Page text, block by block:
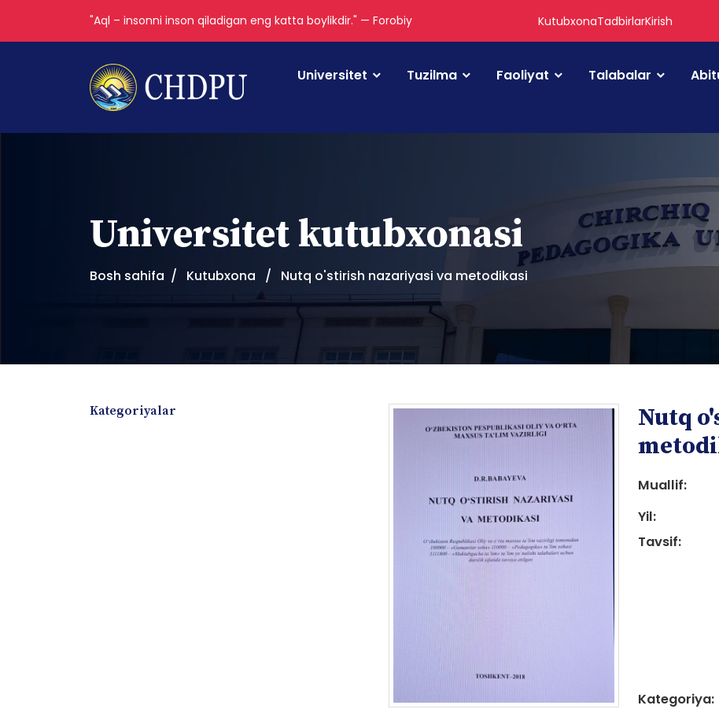
"Aql – insonni inson qiladigan eng katta boylikdir." — Forobiy KutubxonaTadbirlarKirish
Universitet Tuzilma Faoliyat Talabalar
Universitet kutubxonasi
Bosh sahifa Kutubxona Nutq o'stirish nazariyasi va metodikasi
Kategoriyalar
Nutq
Muallif:
Yil:
Tavsif:
Kategoriya: